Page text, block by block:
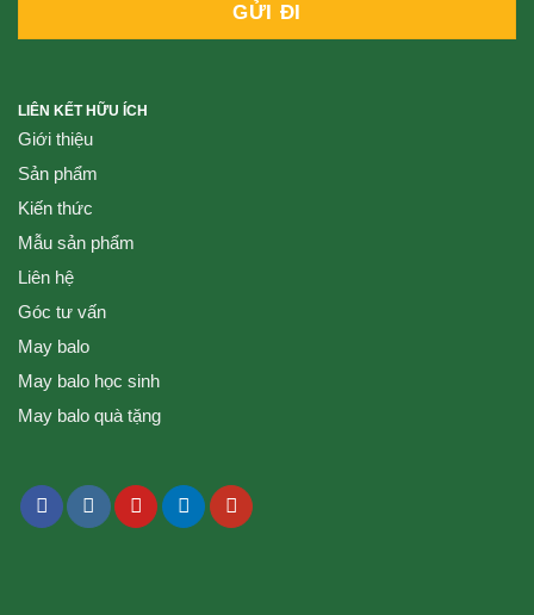
LIÊN KẾT HỮU ÍCH
Giới thiệu
Sản phẩm
Kiến thức
Mẫu sản phẩm
Liên hệ
Góc tư vấn
May balo
May balo học sinh
May balo quà tặng